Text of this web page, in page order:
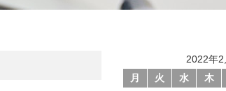
2022年2
月
火 水 木